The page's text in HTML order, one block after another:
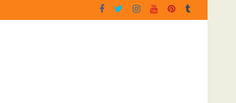
Siyah Üzüm Çekirdeği Sarı Kantaron